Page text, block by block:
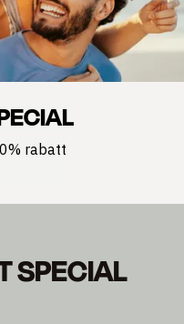
rabatt
SPECIAL